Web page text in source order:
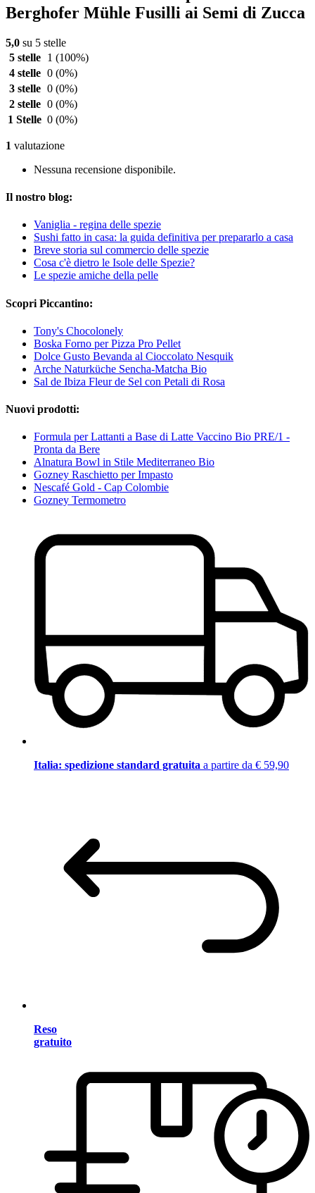
Berghofer Mühle Fusilli ai Semi di Zucca
5,0 su 5 stelle
5 stelle
1 (100%)
4 stelle 0 (0%)
3 stelle 0 (0%)
2 stelle 0 (0%)
1 Stelle 0 (0%)
1 valutazione
Nessuna recensione disponibile.
Il nostro blog:
Vaniglia - regina delle spezie
Sushi fatto in casa: la guida definitiva per prepararlo a casa
Breve storia sul commercio delle spezie
Cosa c'è dietro le Isole delle Spezie?
Le spezie amiche della pelle
Scopri Piccantino:
Tony's Chocolonely
Boska Forno per Pizza Pro Pellet
Dolce Gusto Bevanda al Cioccolato Nesquik
Arche Naturküche Sencha-Matcha Bio
Sal de Ibiza Fleur de Sel con Petali di Rosa
Nuovi prodotti:
Formula per Lattanti a Base di Latte Vaccino Bio PRE/1 -
Pronta da Bere
Alnatura Bowl in Stile Mediterraneo Bio
Gozney Raschietto per Impasto
Nescafé Gold - Cap Colombie
Gozney Termometro
Italia: spedizione standard gratuita a partire da € 59,90
Reso
gratuito